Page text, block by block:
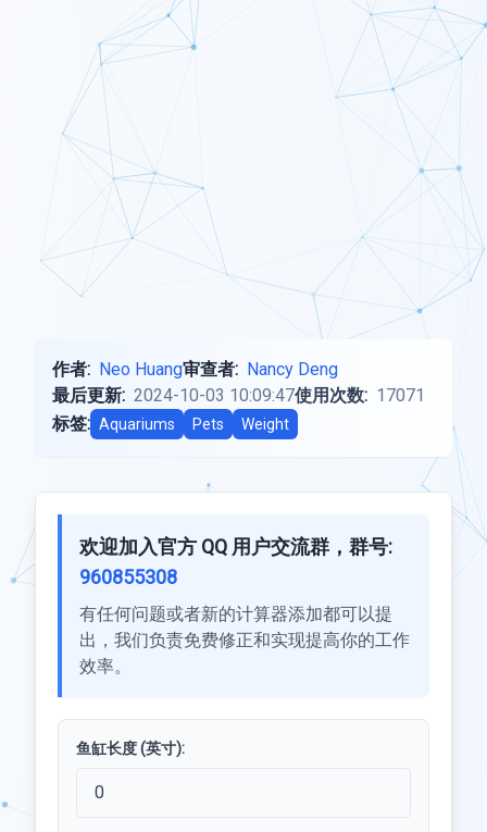
作者: Neo Huang审查者: Nancy Deng
最后更新: 2024-10-03 10:09:47使用次数: 17071
标签: Aquariums Pets Weight
欢迎加入官方 QQ 用户交流群，群号:
960855308
有任何问题或者新的计算器添加都可以提
出，我们负责免费修正和实现提高你的工作
效率。
鱼缸长度 (英寸):